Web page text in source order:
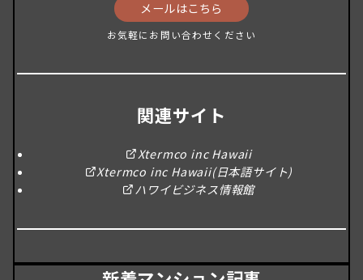
メールはこちら
お気軽にお問い合わせください
関連サイト
Xtermco inc Hawaii
Xtermco inc Hawaii(日本語サイト)
ハワイビジネス情報館